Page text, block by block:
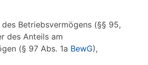
Betriebsvermögens (§§ 95,
des Anteils am
(§ 97 Abs. 1a BewG),